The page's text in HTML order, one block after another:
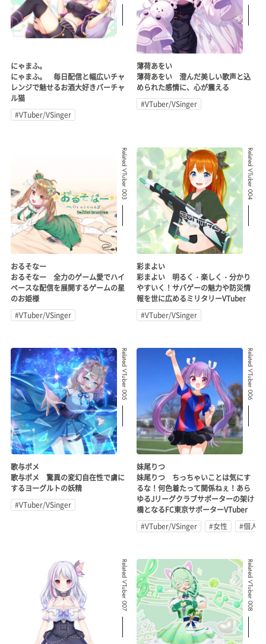
にゃまふ。
にゃまふ。 毎日配信と幅広いチャ
レンジで魅せるお酒大好きバーチャ
ル猫
#VTuber/VSinger
薄荷あをい
薄荷あをい 澄んだ美しい歌声と込
められた感情に、心が震える
#VTuber/VSinger
Related VTuber 003
おるそなー
おるそなー 全力のゲーム愛でハイ
ペースな配信を展開するゲームの星
のお姫様
#VTuber/VSinger
Related VTuber 004
彩まよい
彩まよい 明るく・楽しく・分かり
やすいく！サバゲーの魅力や防災情
報を世に広めるミリタリーVTuber
#VTuber/VSinger
Related VTuber 005
歌与ポメ
歌与ポメ 驚異の変幻自在性で虜に
するヨーグルトの妖精
#VTuber/VSinger
Related VTuber 006
妹尾りつ
妹尾りつ ちっちゃいことは気にす
るな！何色着たって関係ねぇ！あら
ゆるJリーグクラブサポーターの架け
橋となるFC東京サポーターVTuber
#VTuber/VSinger
#女性 #個人勢
Related VTuber 007 Related VTuber 008